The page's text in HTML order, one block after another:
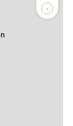
-
Biens vendus